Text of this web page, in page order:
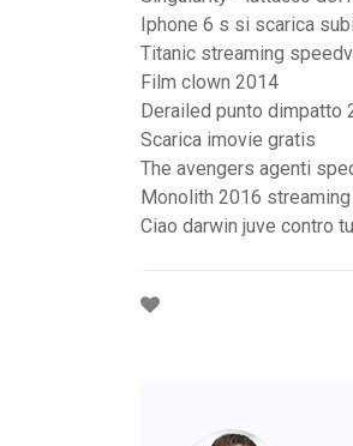
Iphone 6 s si scarica
Titanic streaming
Film clown 2014
Derailed punto dimpatto
Scarica imovie gratis
The avengers agenti
Monolith 2016
Ciao darwin juve contro